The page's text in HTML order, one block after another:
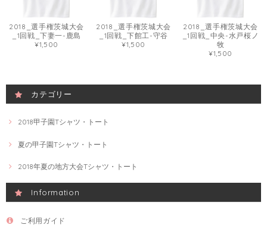
2018_選手権茨城大会
_1回戦_下妻一-鹿島
¥1,500
2018_選手権茨城大会
_1回戦_下館工-守谷
¥1,500
2018_選手権茨城大会
_1回戦_中央-水戸桜ノ
牧
¥1,500
カテゴリー
2018甲子園Tシャツ・トート
夏の甲子園Tシャツ・トート
2018年夏の地方大会Tシャツ・トート
Information
ご利用ガイド